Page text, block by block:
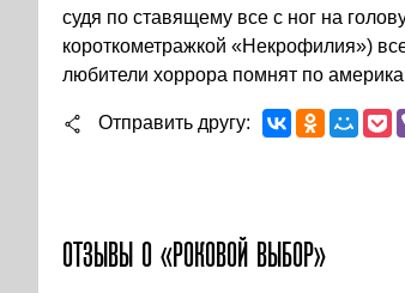
судя по ставящему все с ног на
короткометражкой «Некрофилия»)
любители хоррора помнят по
Отправить другу
ОТЗЫВЫ О «РОКОВОЙ ВЫБОР»